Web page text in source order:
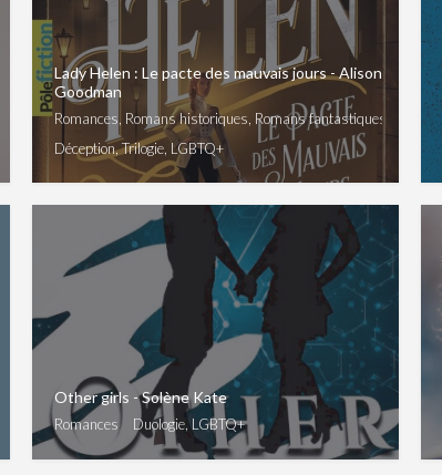
sensible(s)
Lady Helen : Le pacte des mauvais jours - Alison
Goodman
Romances, Romans historiques, Romans fantastiques
Déception, Trilogie, LGBTQ+
Other girls - Solène Kate
Romances Duologie, LGBTQ+